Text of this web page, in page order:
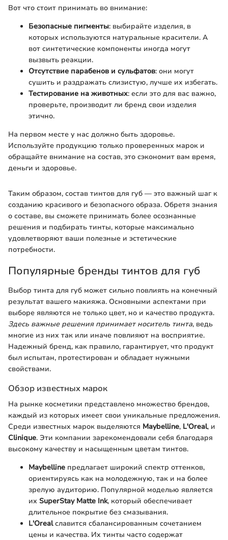
Вот что стоит принимать во внимание:
Безопасные пигменты: выбирайте изделия, в
которых используются натуральные красители. А
вот синтетические компоненты иногда могут
вызвыть реакции.
Отсутствие парабенов и сульфатов: они могут
сушить и раздражать слизистую, лучше их избегать.
Тестирование на животных: если это для вас важно,
проверьте, производит ли бренд свои изделия
этично.
На первом месте у нас должно быть здоровье.
Используйте продукцию только проверенных марок и
обращайте внимание на состав, это сэкономит вам время,
деньги и здоровье.
Таким образом, состав тинтов для губ — это важный шаг к
созданию красивого и безопасного образа. Обретя знания
о составе, вы сможете принимать более осознанные
решения и подбирать тинты, которые максимально
удовлетворяют ваши полезные и эстетические
потребности.
Популярные бренды тинтов для губ
Выбор тинта для губ может сильно повлиять на конечный
результат вашего макияжа. Основными аспектами при
выборе являются не только цвет, но и качество продукта.
Здесь важные решения принимает носитель тинта, ведь
многие из них так или иначе повлияют на восприятие.
Надежный бренд, как правило, гарантирует, что продукт
был испытан, протестирован и обладает нужными
свойствами.
Обзор известных марок
На рынке косметики представлено множество брендов,
каждый из которых имеет свои уникальные предложения.
Среди известных марок выделяются Maybelline, L'Oreal, и
Clinique. Эти компании зарекомендовали себя благодаря
высокому качеству и насыщенным цветам тинтов.
Maybelline предлагает широкий спектр оттенков,
ориентируясь как на молодежную, так и на более
зрелую аудиторию. Популярной моделью является
их SuperStay Matte Ink, который обеспечивает
длительное покрытие без смазывания.
L'Orealславится сбалансированным сочетанием
цены и качества. Их тинты часто содержат